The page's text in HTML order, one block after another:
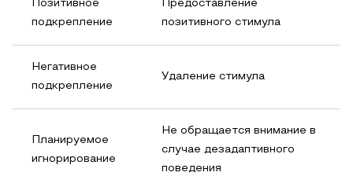
Позитивное
подкрепление
Предоставление
позитивного стимула
Негативное
подкрепление
Удаление стимула
Планируемое
игнорирование
Не обращается внимание в
случае дезадаптивного
поведения